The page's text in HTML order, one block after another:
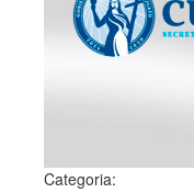
Categoria: